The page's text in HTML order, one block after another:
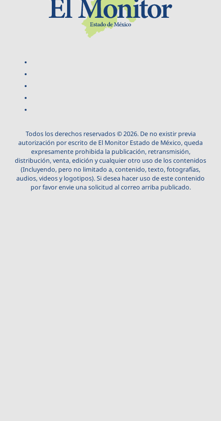
Todos los derechos reservados © 2026. De no existir previa
autorización por escrito de El Monitor Estado de México, queda
expresamente prohibida la publicación, retransmisión,
distribución, venta, edición y cualquier otro uso de los contenidos
(Incluyendo, pero no limitado a, contenido, texto, fotografías,
audios, videos y logotipos). Si desea hacer uso de este contenido
por favor envie una solicitud al correo arriba publicado.